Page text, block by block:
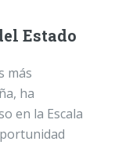
Estado
más
ha
en la Escala